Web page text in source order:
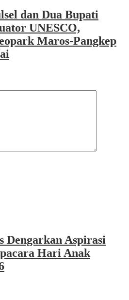
dan Dua Bupati
UNESCO,
Maros-Pangkep
Dengarkan Aspirasi
Hari Anak